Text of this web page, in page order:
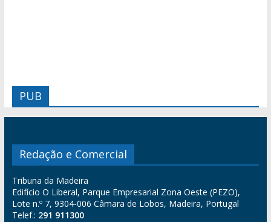
PUB
Redação e Comercial
Tribuna da Madeira
Edifício O Liberal, Parque Empresarial Zona Oeste (PEZO),
Lote n.º 7, 9304-006 Câmara de Lobos, Madeira, Portugal
Telef.: 291 911300